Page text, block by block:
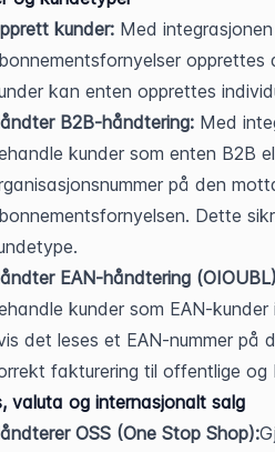
kunder: Med
kan enten opprettes
B2B-håndtering: Med
kunder som enten B2B
på den
Dette
EAN-håndtering
kunder som EAN-
det leses et EAN-nummer
fakturering til offentlige og
valuta og internasjonalt salg
OSS (One Stop Shop):